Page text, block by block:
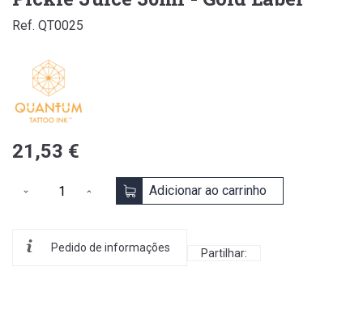
Ref. QT0025
21,53 €
Adicionar ao carrinho
Pedido de informações Partilhar: